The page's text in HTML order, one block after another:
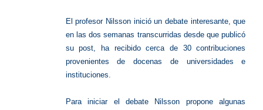
El profesor Nilsson inició un debate interesante, que
en las dos semanas transcurridas desde que publicó
su post, ha recibido cerca de 30 contribuciones
provenientes de docenas de universidades e
instituciones.
Para iniciar el debate Nilsson propone algunas